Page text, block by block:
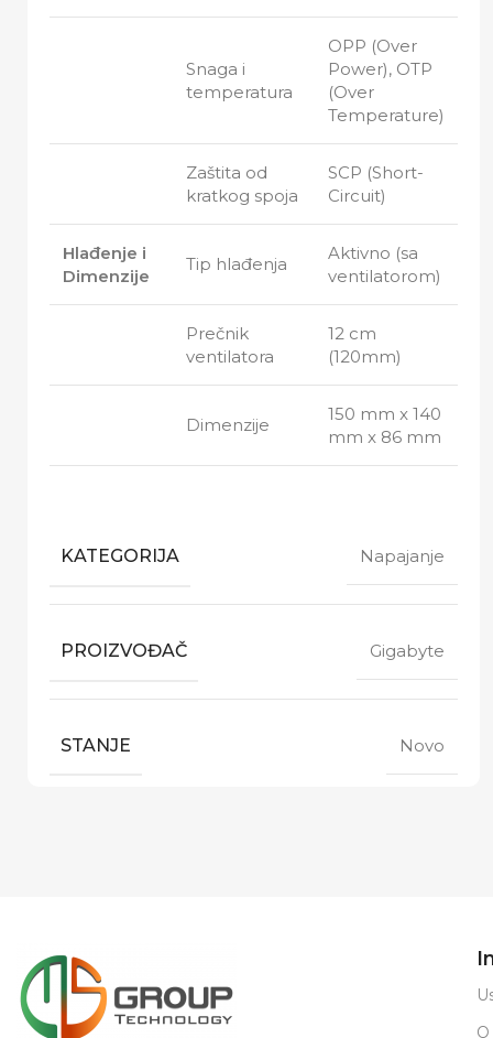
Snaga i
temperatura
OPP (Over
Power), OTP
(Over
Temperature)
Zaštita od
kratkog spoja
SCP (Short-
Circuit)
Hlađenje i
Dimenzije
Tip hlađenja
Aktivno (sa
ventilatorom)
Prečnik
ventilatora
12 cm
(120mm)
Dimenzije
150 mm x 140
mm x 86 mm
KATEGORIJA Napajanje
PROIZVOĐAČ Gigabyte
STANJE Novo